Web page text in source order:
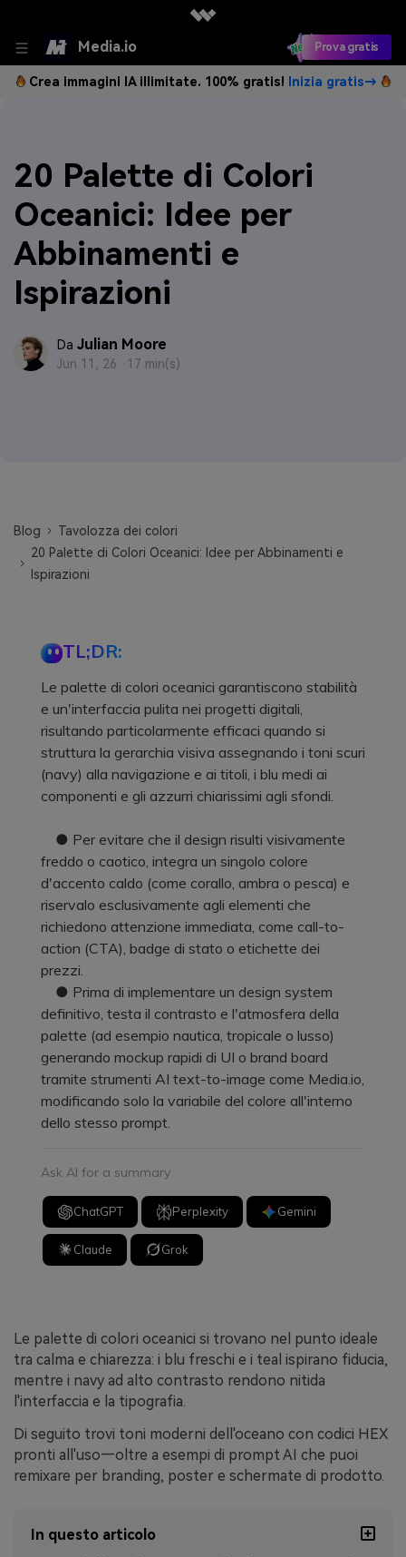
Media.io Prova gratis
Crea immagini IA illimitate. 100% gratis! Inizia gratis→
20 Palette di Colori
Oceanici: Idee per
Abbinamenti e
Ispirazioni
Da Julian Moore
Jun 11, 26 · 17 min(s)
Blog
Tavolozza dei colori
20 Palette di Colori Oceanici: Idee per Abbinamenti e
Ispirazioni
TL;DR:
Le palette di colori oceanici garantiscono stabilità
e un'interfaccia pulita nei progetti digitali,
risultando particolarmente efficaci quando si
struttura la gerarchia visiva assegnando i toni scuri
(navy) alla navigazione e ai titoli, i blu medi ai
componenti e gli azzurri chiarissimi agli sfondi.
● Per evitare che il design risulti visivamente
freddo o caotico, integra un singolo colore
d'accento caldo (come corallo, ambra o pesca) e
riservalo esclusivamente agli elementi che
richiedono attenzione immediata, come call-to-
action (CTA), badge di stato o etichette dei
prezzi.
● Prima di implementare un design system
definitivo, testa il contrasto e l'atmosfera della
palette (ad esempio nautica, tropicale o lusso)
generando mockup rapidi di UI o brand board
tramite strumenti AI text-to-image come Media.io,
modificando solo la variabile del colore all'interno
dello stesso prompt.
Ask AI for a summary
ChatGPT Perplexity Gemini
Claude Grok
Le palette di colori oceanici si trovano nel punto ideale
tra calma e chiarezza: i blu freschi e i teal ispirano fiducia,
mentre i navy ad alto contrasto rendono nitida
l'interfaccia e la tipografia.
Di seguito trovi toni moderni dell'oceano con codici HEX
pronti all'uso—oltre a esempi di prompt AI che puoi
remixare per branding, poster e schermate di prodotto.
In questo articolo